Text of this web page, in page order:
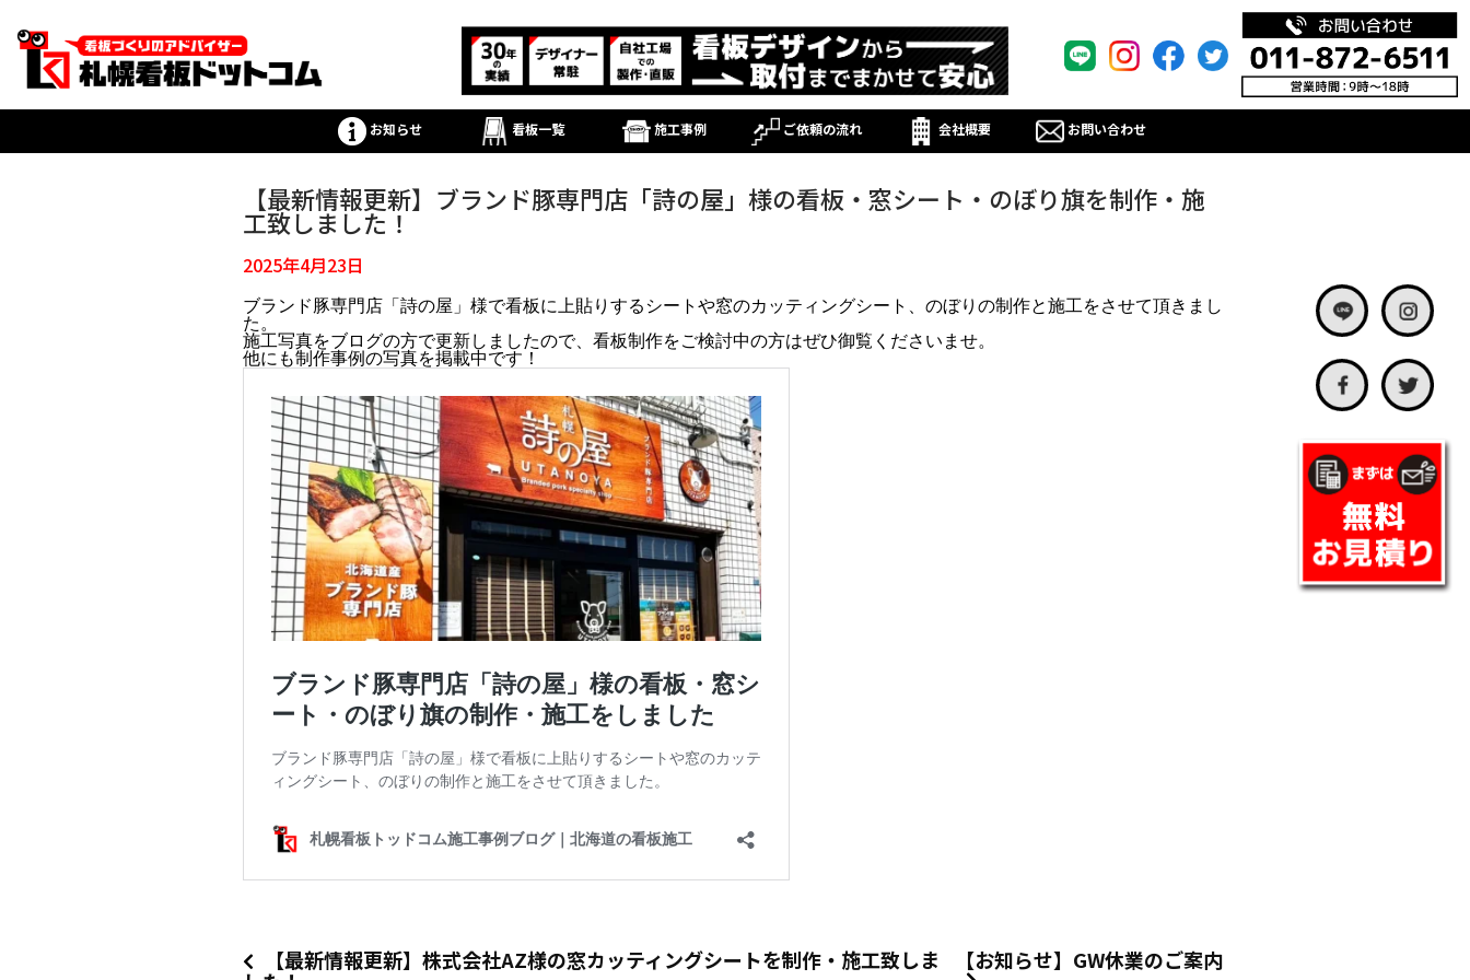
お知らせ 看板一覧 施工事例 ご依頼の流れ 会社概要 お問い合わせ
【最新情報更新】ブランド豚専門店「詩の屋」様の看板・窓シート・のぼり旗を制作・施
工致しました！
2025年4月23日
ブランド豚専門店「詩の屋」様で看板に上貼りするシートや窓のカッティングシート、のぼりの制作と施工をさせて頂きまし
た。
施工写真をブログの方で更新しましたので、看板制作をご検討中の方はぜひ御覧くださいませ。
他にも制作事例の写真を掲載中です！
【最新情報更新】株式会社AZ様の窓カッティングシートを制作・施工致しま 【お知らせ】GW休業のご案内